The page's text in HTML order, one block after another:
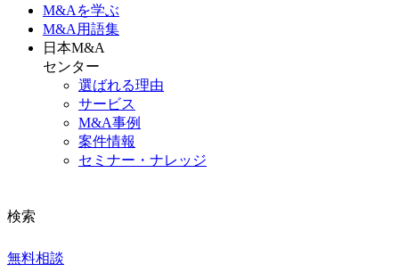
M&Aを学ぶ
M&A 用語集
日本M&A
センター
選ばれる理由
サービス
M&A事例
案件情報
セミナー・ナレッジ
検索
無料相談